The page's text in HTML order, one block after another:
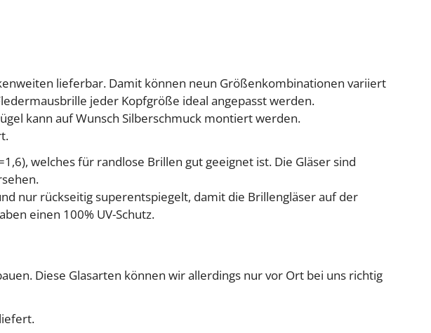
lieferbar. Damit können neun Größenkombinationen variiert
jeder Kopfgröße ideal angepasst werden.
kann auf Wunsch Silberschmuck montiert werden.
welches für randlose Brillen gut geeignet ist. Die Gläser sind
nur rückseitig superentspiegelt, damit die Brillengläser auf der
einen 100% UV-Schutz.
Diese Glasarten können wir allerdings nur vor Ort bei uns richtig